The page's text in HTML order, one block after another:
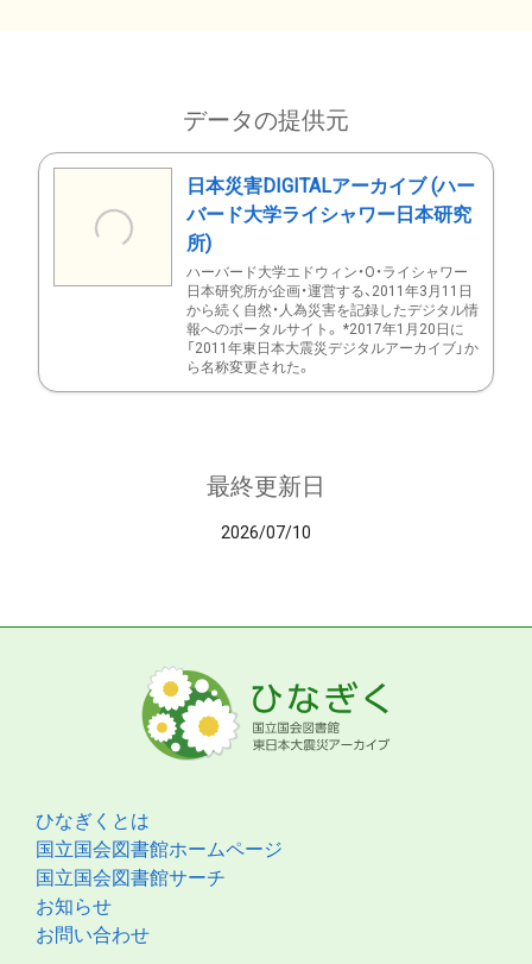
データの提供元
日本災害DIGITALアーカイブ (ハー
バード大学ライシャワー日本研究
所)
ハーバード大学エドウィン・O・ライシャワー
日本研究所が企画・運営する、2011年3月11日
から続く自然・人為災害を記録したデジタル情
報へのポータルサイト。 *2017年1月20日に
「2011年東日本大震災デジタルアーカイブ」か
ら名称変更された。
最終更新日
2026/07/10
ひなぎくとは
国立国会図書館ホームページ
国立国会図書館サーチ
お知らせ
お問い合わせ